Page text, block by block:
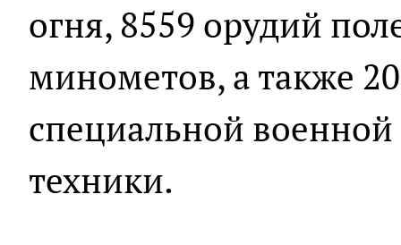
огня, 8559 орудий
минометов, а также
специальной
техники.